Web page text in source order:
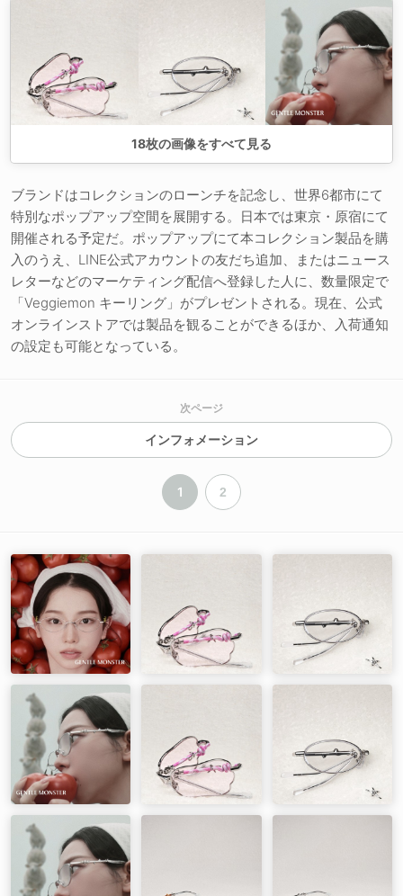
18枚の画像をすべて見る
ブランドはコレクションのローンチを記念し、世界6都市にて
特別なポップアップ空間を展開する。日本では東京・原宿にて
開催される予定だ。ポップアップにて本コレクション製品を購
入のうえ、LINE公式アカウントの友だち追加、またはニュース
レターなどのマーケティング配信へ登録した人に、数量限定で
「Veggiemon キーリング」がプレゼントされる。現在、公式
オンラインストアでは製品を観ることができるほか、入荷通知
の設定も可能となっている。
次ページ
インフォメーション
1 2